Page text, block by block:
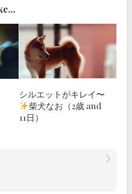
シルエットがキレイ〜
柴犬なお（2歳 and
11日）